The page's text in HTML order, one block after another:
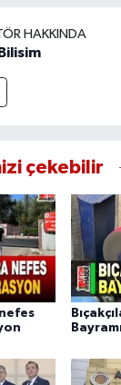
HAKKINDA
çekebilir